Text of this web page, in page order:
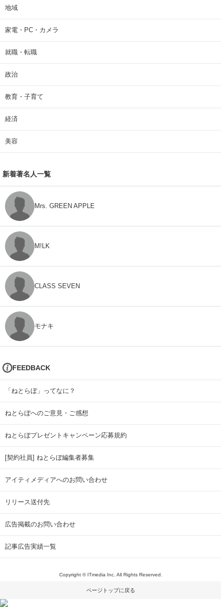
地域
家電・PC・カメラ
就職・転職
政治
教育・子育て
経済
美容
新着著名人一覧
Mrs. GREEN APPLE
M!LK
CLASS SEVEN
モナキ
FEEDBACK
「ねとらぼ」ってなに？
ねとらぼへのご意見・ご感想
ねとらぼプレゼントキャンペーン応募規約
[契約社員] ねとらぼ編集者募集
アイティメディアへのお問い合わせ
リリース送付先
広告掲載のお問い合わせ
記事広告実績一覧
Copyright © ITmedia Inc. All Rights Reserved.
ページトップに戻る